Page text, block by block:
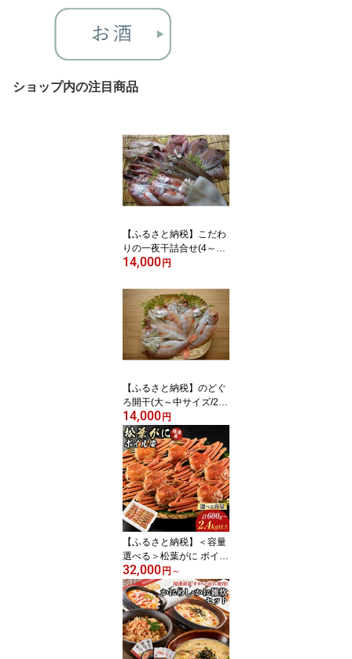
ショップ内の注目商品
【ふるさと納税】こだわ
りの一夜干詰合せ(4～5
種類) | 干物 ひもの 一夜
セット 食べ比べ 海鮮 魚
介 魚介類 旬 鮮魚 加工品
14,000 円
【ふるさと納税】のどぐ
ろ開干(大～中サイズ/2～
4尾) | のどぐろ ノドグロ
赤ムツ 干物 開き 一夜干
し 魚干物 高級魚 脂のり
脂がのった 旨味 凝縮
14,000 円
【ふるさと納税】＜容量
選べる＞松葉がに ボイル
姿(2～8枚・計600g～2.4
kg以上) | 松葉ガニ 松葉
がに ズワイガニ ずわい
がに 蟹 かに カニ ボイル
ボイル済み 茹で カニ姿
丸ごと
32,000 円 ～